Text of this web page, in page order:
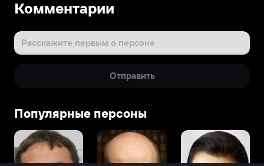
Комментарии
Расскажите первым о персоне
Отправить
Популярные персоны